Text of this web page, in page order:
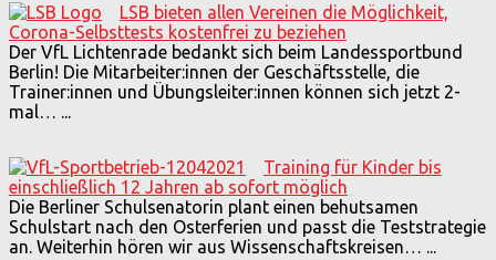
LSB bieten allen Vereinen die Möglichkeit,
Corona-Selbsttests kostenfrei zu beziehen
Der VfL Lichtenrade bedankt sich beim Landessportbund
Berlin! Die Mitarbeiter:innen der Geschäftsstelle, die
Trainer:innen und Übungsleiter:innen können sich jetzt 2-
mal… ...
Training für Kinder bis
einschließlich 12 Jahren ab sofort möglich
Die Berliner Schulsenatorin plant einen behutsamen
Schulstart nach den Osterferien und passt die Teststrategie
an. Weiterhin hören wir aus Wissenschaftskreisen… ...